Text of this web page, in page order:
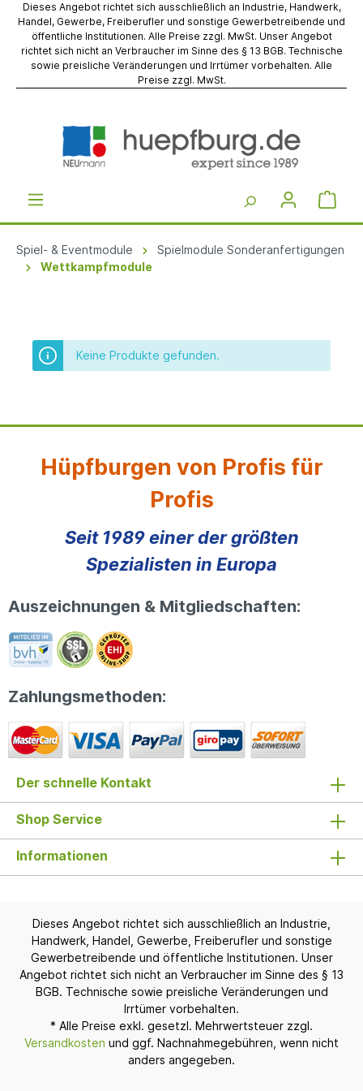
Dieses Angebot richtet sich ausschließlich an Industrie, Handwerk,
Handel, Gewerbe, Freiberufler und sonstige Gewerbetreibende und
öffentliche Institutionen. Alle Preise zzgl. MwSt. Unser Angebot
richtet sich nicht an Verbraucher im Sinne des § 13 BGB. Technische
sowie preisliche Veränderungen und Irrtümer vorbehalten. Alle
Preise zzgl. MwSt.
Spiel- & Eventmodule
Spielmodule Sonderanfertigungen
Wettkampfmodule
Keine Produkte gefunden.
Hüpfburgen von Profis für
Profis
Seit 1989 einer der größten
Spezialisten in Europa
Auszeichnungen & Mitgliedschaften:
Zahlungsmethoden:
Der schnelle Kontakt
Shop Service
Informationen
Dieses Angebot richtet sich ausschließlich an Industrie,
Handwerk, Handel, Gewerbe, Freiberufler und sonstige
Gewerbetreibende und öffentliche Institutionen. Unser
Angebot richtet sich nicht an Verbraucher im Sinne des § 13
BGB. Technische sowie preisliche Veränderungen und
Irrtümer vorbehalten.
* Alle Preise exkl. gesetzl. Mehrwertsteuer zzgl.
Versandkosten und ggf. Nachnahmegebühren, wenn nicht
anders angegeben.